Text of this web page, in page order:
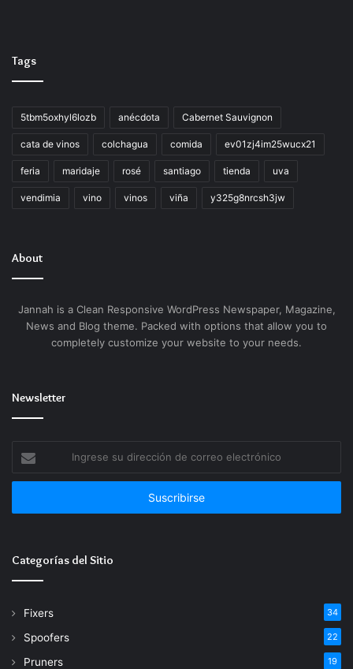
Tags
5tbm5oxhyl6lozb anécdota Cabernet Sauvignon
cata de vinos colchagua comida ev01zj4im25wucx21
feria maridaje rosé santiago tienda uva
vendimia vino vinos viña y325g8nrcsh3jw
About
Jannah is a Clean Responsive WordPress Newspaper, Magazine,
News and Blog theme. Packed with options that allow you to
completely customize your website to your needs.
Newsletter
su
dirección
correo
Categorías del Sitio
Fixers 34
Spoofers 22
Pruners 19